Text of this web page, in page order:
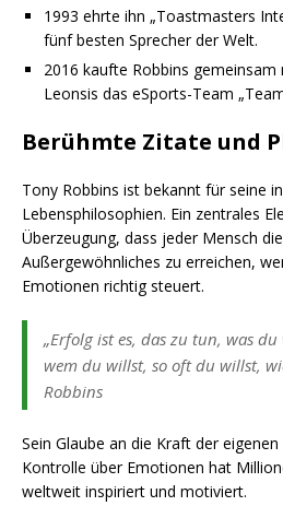
1993 ehrte ihn „Toastmasters
fünf besten Sprecher der Welt.
2016 kaufte Robbins
Leonsis das eSports-Team
Berühmte Zitate und
Tony Robbins ist bekannt für seine
Lebensphilosophien. Ein zentrales
Überzeugung, dass jeder Mensch
Außergewöhnliches zu erreichen,
Emotionen richtig steuert.
„Erfolg ist es, das zu tun, was
wem du willst, so oft du willst,
Robbins
Sein Glaube an die Kraft der
Kontrolle über Emotionen hat
weltweit inspiriert und motiviert.